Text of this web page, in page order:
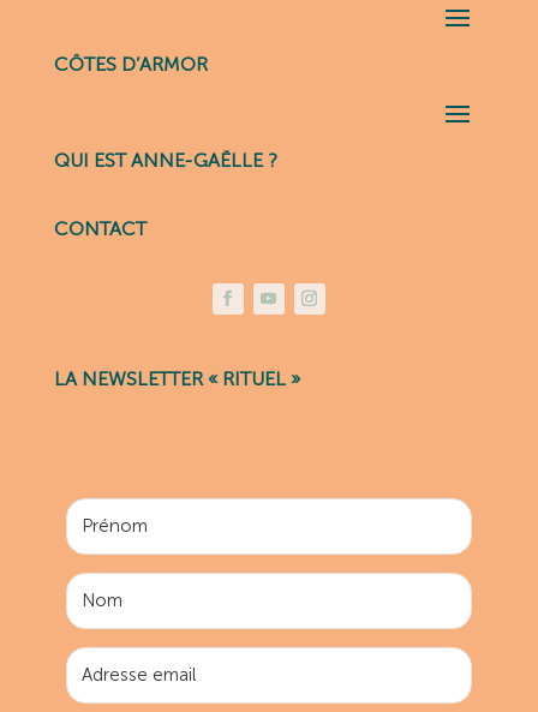
CÔTES D’ARMOR
QUI EST ANNE-GAËLLE ?
CONTACT
LA NEWSLETTER « RITUEL »